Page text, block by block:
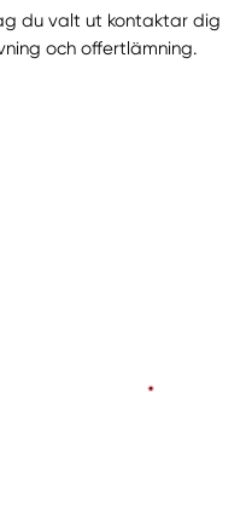
du valt ut kontaktar dig
och offertlämning.